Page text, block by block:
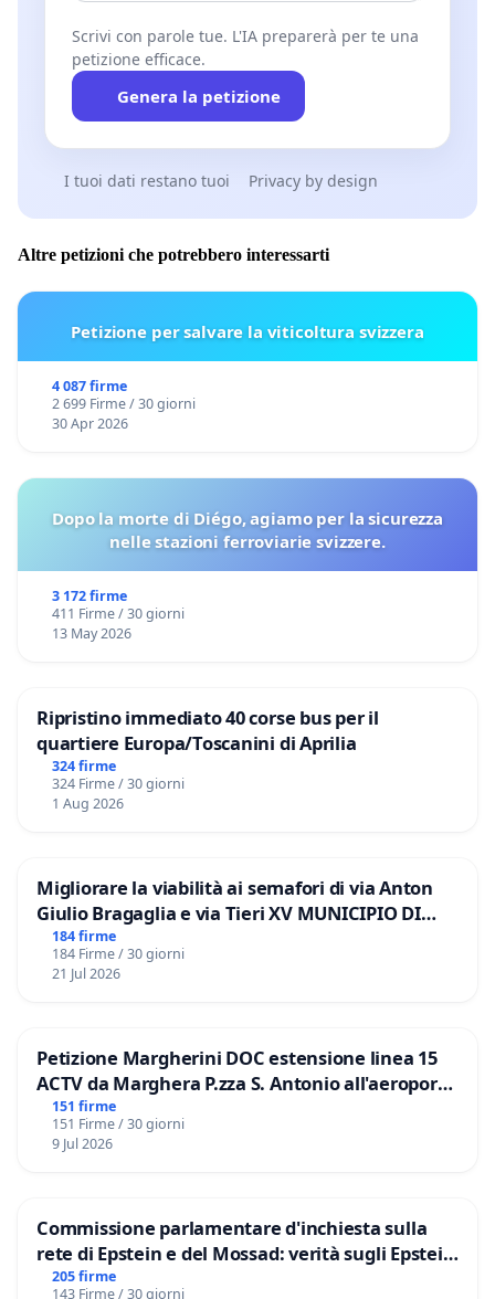
Scrivi con parole tue. L'IA preparerà per te una
petizione efficace.
Genera la petizione
I tuoi dati restano tuoi Privacy by design
Altre petizioni che potrebbero interessarti
Petizione per salvare la viticoltura svizzera
4 087 firme
2 699 Firme / 30 giorni
30 Apr 2026
Dopo la morte di Diégo, agiamo per la sicurezza
nelle stazioni ferroviarie svizzere.
3 172 firme
411 Firme / 30 giorni
13 May 2026
Ripristino immediato 40 corse bus per il
quartiere Europa/Toscanini di Aprilia
324 firme
324 Firme / 30 giorni
1 Aug 2026
Migliorare la viabilità ai semafori di via Anton
Giulio Bragaglia e via Tieri XV MUNICIPIO DI
ROMA
184 firme
184 Firme / 30 giorni
21 Jul 2026
Petizione Margherini DOC estensione linea 15
ACTV da Marghera P.zza S. Antonio all'aeroporto
Marco Polo tariffa a € 1,50
151 firme
151 Firme / 30 giorni
9 Jul 2026
Commissione parlamentare d'inchiesta sulla
rete di Epstein e del Mossad: verità sugli Epstein
Files
205 firme
143 Firme / 30 giorni